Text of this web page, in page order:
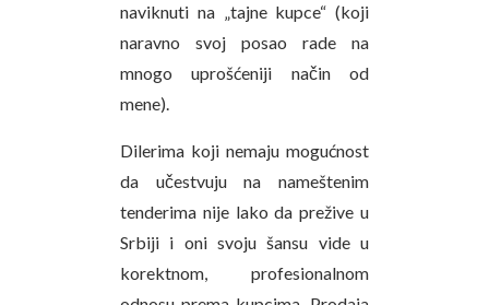
naviknuti na „tajne kupce“ (koji
naravno svoj posao rade na
mnogo uprošćeniji način od
mene).
Dilerima koji nemaju mogućnost
da učestvuju na nameštenim
tenderima nije lako da prežive u
Srbiji i oni svoju šansu vide u
korektnom, profesionalnom